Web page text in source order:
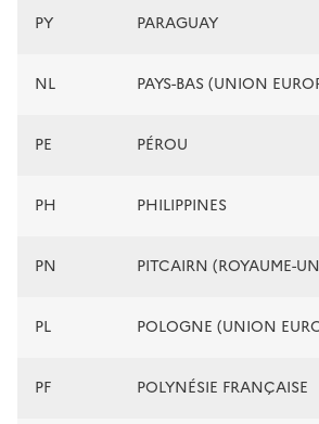
PY PARAGUAY
NL PAYS-BAS (UNION
PE PÉROU
PH PHILIPPINES
PN PITCAIRN (ROYAUME-
PL POLOGNE (UNION
PF POLYNÉSIE FRANÇAISE